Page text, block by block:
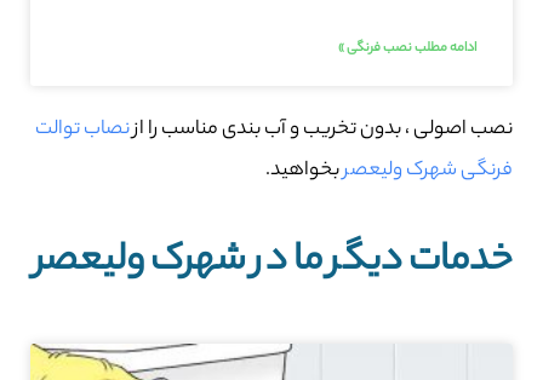
ادامه مطلب نصب فرنگی »
نصب اصولی ، بدون تخریب و آب بندی مناسب را ازنصاب توالت
فرنگی شهرک ولیعصربخواهید.
خدمات دیگر ما در شهرک ولیعصر